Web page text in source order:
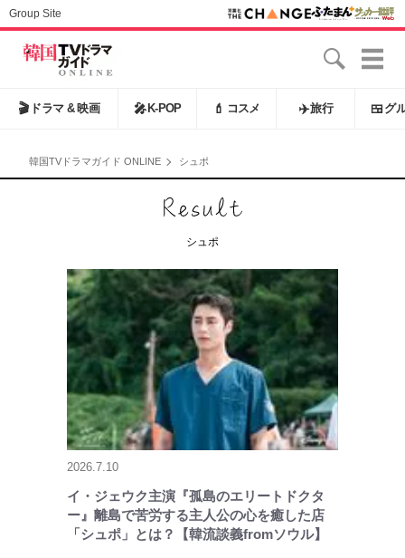
Group Site
🎬 ドラマ & 映画 🎤 K-POP 💄 コスメ ✈️旅行 🍱 グ
韓国TVドラマガイド ONLINE シュポ
シュポ
2026.7.10
イ・ジェウク主演『孤島のエリートドクタ
ー』離島で苦労する主人公の心を癒した店
「シュポ」とは？【韓流談義fromソウル】